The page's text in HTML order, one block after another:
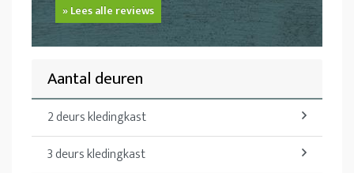
» Lees alle reviews
Aantal deuren
2 deurs kledingkast
3 deurs kledingkast